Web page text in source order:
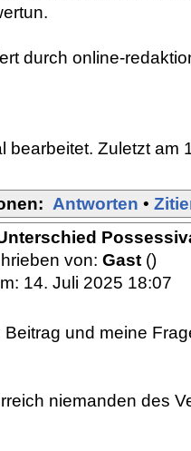
durch online-
bearbeitet. Zuletzt am
Antworten •
von: Gast ()
14. Juli 2025 18:07
Beitrag und meine
niemanden des